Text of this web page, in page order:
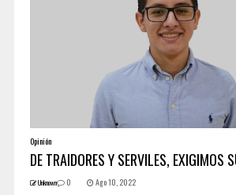
Opinión
DE TRAIDORES Y SERVILES, EXIGIMOS
Unknown 0 Ago 10, 2022